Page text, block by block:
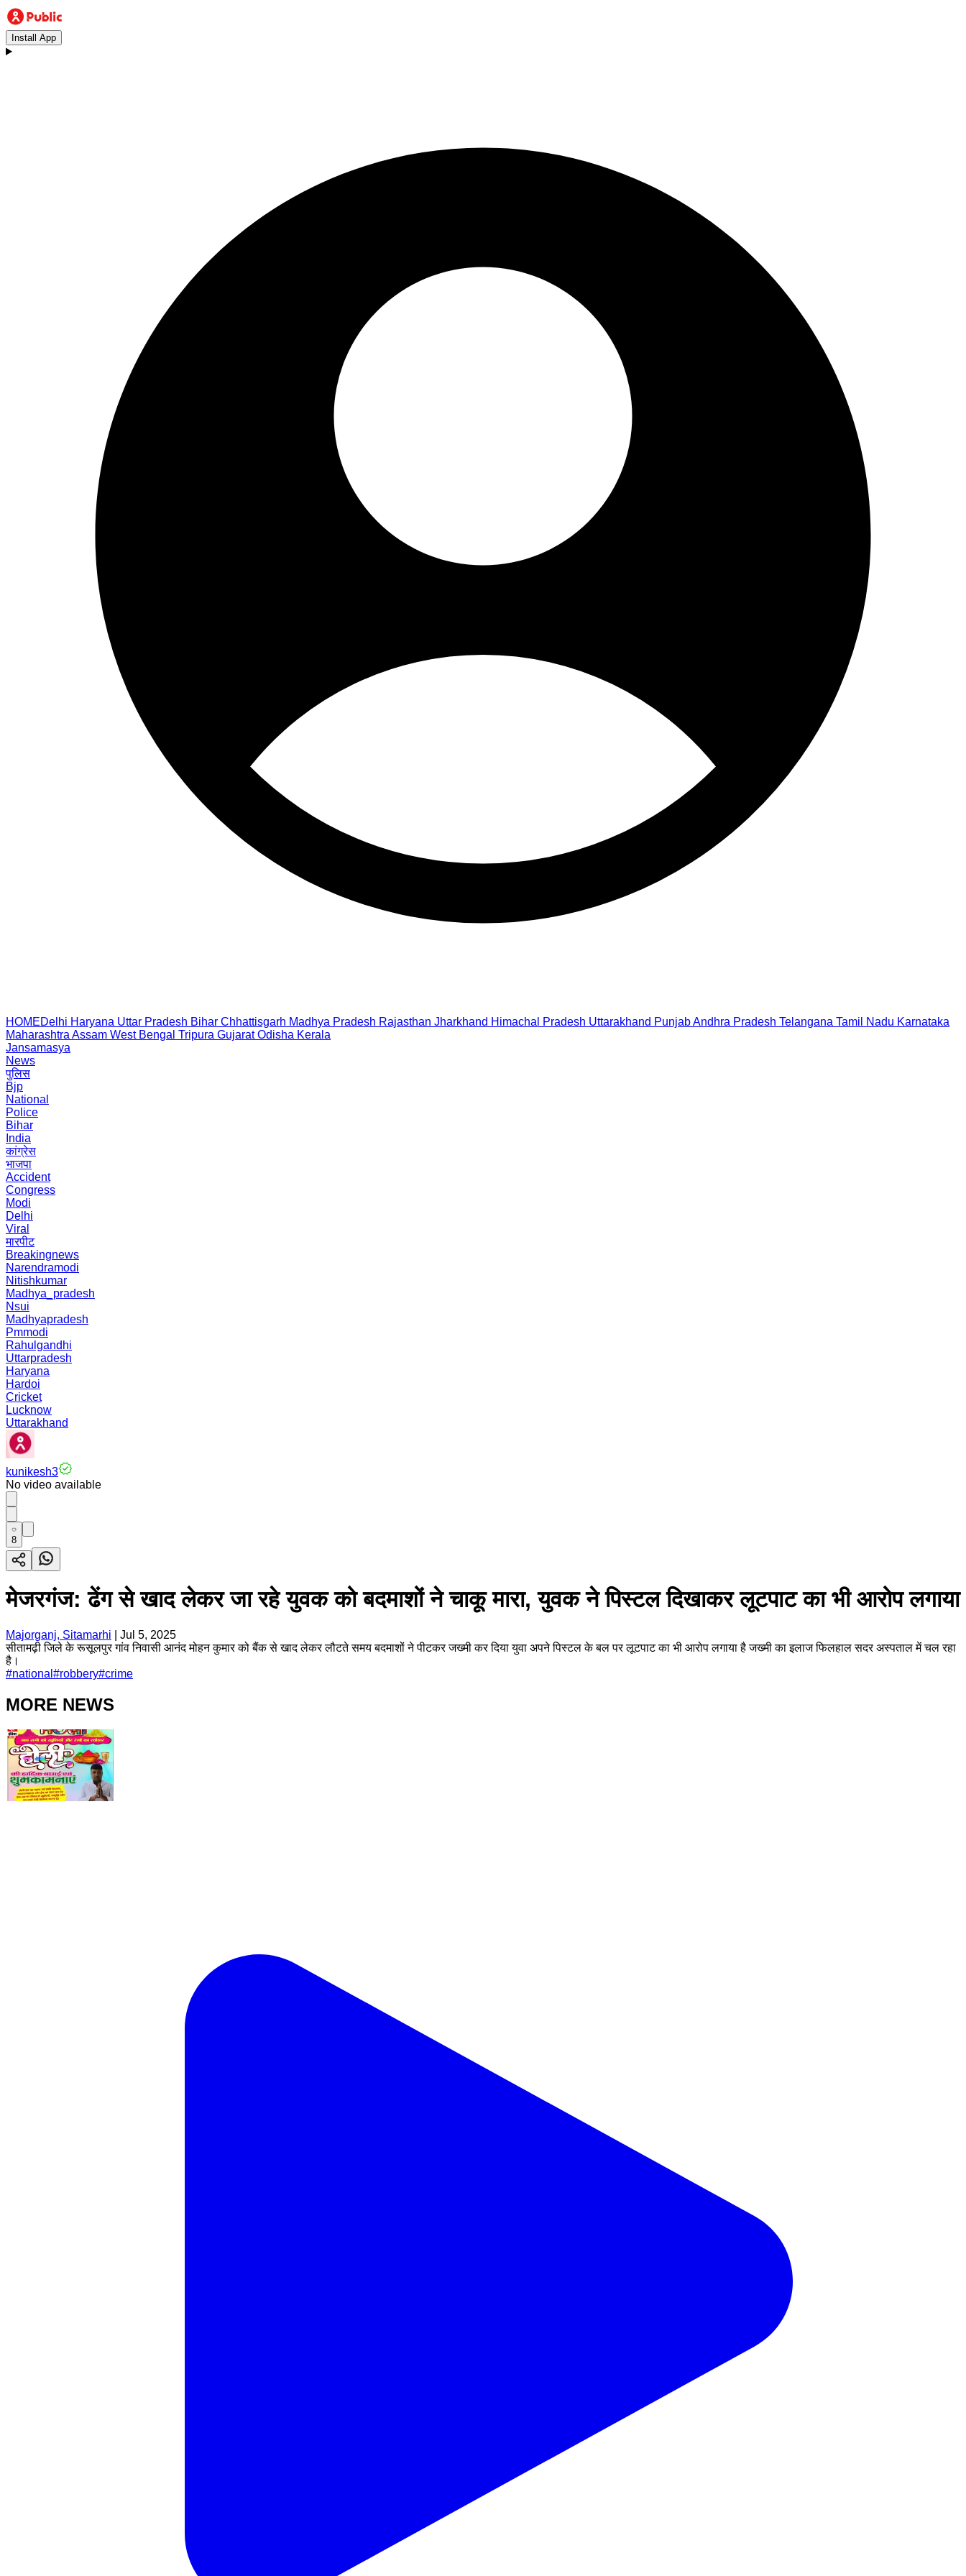
Install App
HOMEDelhi Haryana Uttar Pradesh Bihar Chhattisgarh Madhya Pradesh Rajasthan Jharkhand Himachal Pradesh Uttarakhand PunjabAndhra Pradesh Telangana Tamil Nadu Karnataka
Maharashtra Assam West Bengal Tripura Gujarat Odisha Kerala
Jansamasya
News
पुलिस
Bjp
National
Police
Bihar
India
कांग्रेस
भाजपा
Accident
Congress
Modi
Delhi
Viral
मारपीट
Breakingnews
Narendramodi
Nitishkumar
Madhya_pradesh
Nsui
Madhyapradesh
Pmmodi
Rahulgandhi
Uttarpradesh
Haryana
Hardoi
Cricket
Lucknow
Uttarakhand
kunikesh3
No video available
8
मेजरगंज: ढेंग से खाद लेकर जा रहे युवक को बदमाशों ने चाकू मारा, युवक ने पिस्टल दिखाकर लूटपाट का भी आरोप लगाया
Majorganj, Sitamarhi
Jul 5, 2025
सीतामढ़ी जिले के रूसूलपुर गांव निवासी आनंद मोहन कुमार को बैंक से खाद लेकर लौटते समय बदमाशों ने पीटकर जख्मी कर दिया युवा अपने पिस्टल के बल पर लूटपाट का भी आरोप लगाया है जख्मी का इलाज फिलहाल सदर अस्पताल में चल रहा
है।
#national #robbery#crime
MORE NEWS